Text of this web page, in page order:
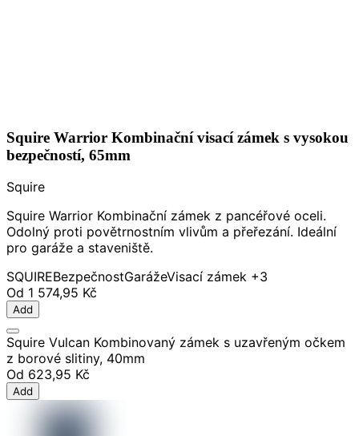
Squire Warrior Kombinační visací zámek s vysokou
bezpečností, 65mm
Squire
Squire Warrior Kombinační zámek z pancéřové oceli.
Odolný proti povětrnostním vlivům a přeřezání. Ideální
pro garáže a staveniště.
SQUIREBezpečnostGarážeVisací zámek +3
Od 1 574,95 Kč
Add
Squire Vulcan Kombinovaný zámek s uzavřeným očkem
z borové slitiny, 40mm
Od 623,95 Kč
Add